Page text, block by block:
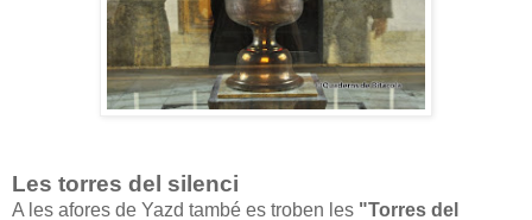
Les torres del silenci
A les afores de Yazd també es troben les "Torres del